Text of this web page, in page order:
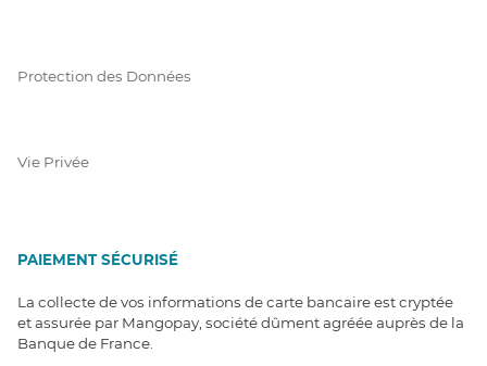
Protection des Données
Vie Privée
PAIEMENT SÉCURISÉ
La collecte de vos informations de carte bancaire est cryptée
et assurée par Mangopay, société dûment agréée auprès de la
Banque de France.